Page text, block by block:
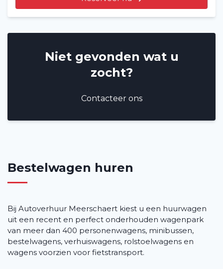
Niet gevonden wat u
zocht?
Contacteer ons
Bestelwagen huren
Bij Autoverhuur Meerschaert kiest u een huurwagen
uit een recent en perfect onderhouden wagenpark
van meer dan 400 personenwagens, minibussen,
bestelwagens, verhuiswagens, rolstoelwagens en
wagens voorzien voor fietstransport.